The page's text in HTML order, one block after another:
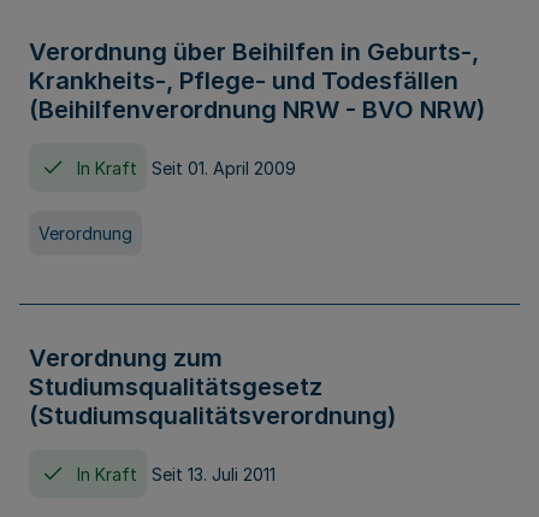
Verordnung über Beihilfen in Geburts-,
Krankheits-, Pflege- und Todesfällen
(Beihilfenverordnung NRW - BVO NRW)
In Kraft Seit 01. April 2009
Verordnung
Verordnung zum
Studiumsqualitätsgesetz
(Studiumsqualitätsverordnung)
In Kraft Seit 13. Juli 2011